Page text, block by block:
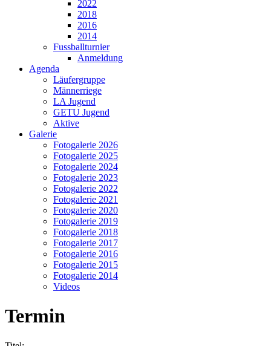
2022
2018
2016
2014
Fussballturnier
Anmeldung
Agenda
Läufergruppe
Männerriege
LA Jugend
GETU Jugend
Aktive
Galerie
Fotogalerie 2026
Fotogalerie 2025
Fotogalerie 2024
Fotogalerie 2023
Fotogalerie 2022
Fotogalerie 2021
Fotogalerie 2020
Fotogalerie 2019
Fotogalerie 2018
Fotogalerie 2017
Fotogalerie 2016
Fotogalerie 2015
Fotogalerie 2014
Videos
Termin